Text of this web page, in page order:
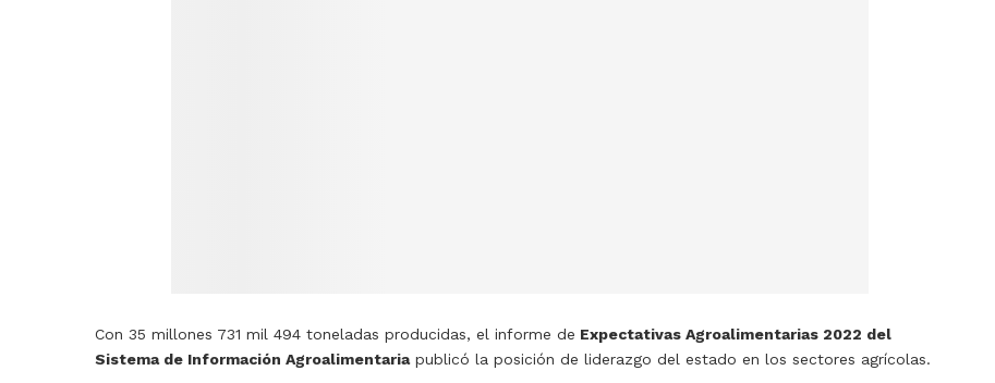
Con 35 millones 731 mil 494 toneladas producidas, el informe de Expectativas Agroalimentarias 2022 del
Sistema de Información Agroalimentariapublicó la posición de liderazgo del estado en los sectores agrícolas.